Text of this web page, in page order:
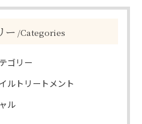
ー Categories
ゴリー
ルトリートメント
ル